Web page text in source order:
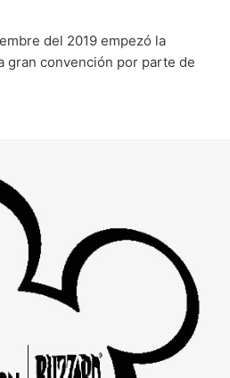
del 2019 empezó la
gran convención por parte de